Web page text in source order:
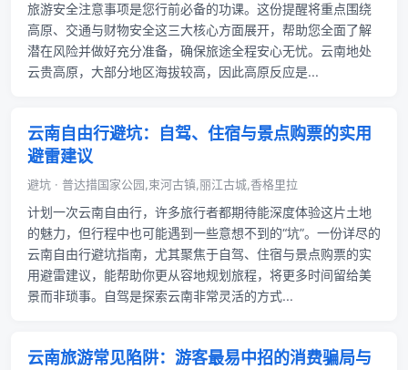
旅游安全注意事项是您行前必备的功课。这份提醒将重点围绕
高原、交通与财物安全这三大核心方面展开，帮助您全面了解
潜在风险并做好充分准备，确保旅途全程安心无忧。云南地处
云贵高原，大部分地区海拔较高，因此高原反应是...
云南自由行避坑：自驾、住宿与景点购票的实用
避雷建议
避坑 · 普达措国家公园,束河古镇,丽江古城,香格里拉
计划一次云南自由行，许多旅行者都期待能深度体验这片土地
的魅力，但行程中也可能遇到一些意想不到的“坑”。一份详尽的
云南自由行避坑指南，尤其聚焦于自驾、住宿与景点购票的实
用避雷建议，能帮助你更从容地规划旅程，将更多时间留给美
景而非琐事。自驾是探索云南非常灵活的方式...
云南旅游常见陷阱：游客最易中招的消费骗局与